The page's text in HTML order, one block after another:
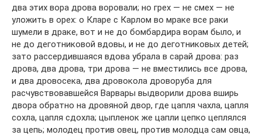
два этих вора дрова воровали; но грех — не смех — не
уложить в орех: о Кларе с Карлом во мраке все раки
шумели в драке, вот и не до бомбардира ворам было, и
не до деготниковой вдовы, и не до деготниковых детей;
зато рассердившаяся вдова убрала в сарай дрова: раз
дрова, два дрова, три дрова — не вместились все дрова,
и два дровосека, два дровокола дроворуба для
расчувствовавшейся Варвары выдворили дрова вширь
двора обратно на дровяной двор, где цапля чахла, цапля
сохла, цапля сдохла; цыпленок же цапли цепко цеплялся
за цепь; молодец против овец, против молодца сам овца,